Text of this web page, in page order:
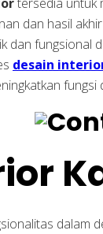
dan hasil
dan fungsional
desain
fungsi
dalam